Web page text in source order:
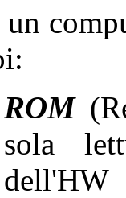
ROM
sola